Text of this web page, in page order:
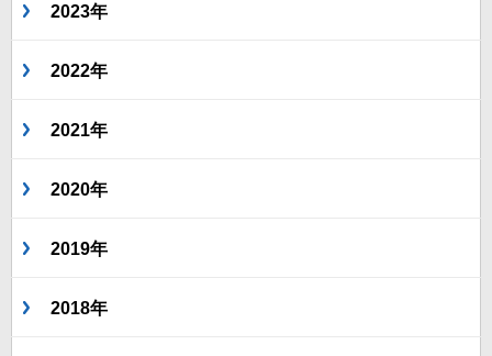
2023年
2022年
2021年
2020年
2019年
2018年